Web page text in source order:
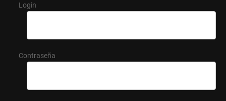
Login
Contraseña